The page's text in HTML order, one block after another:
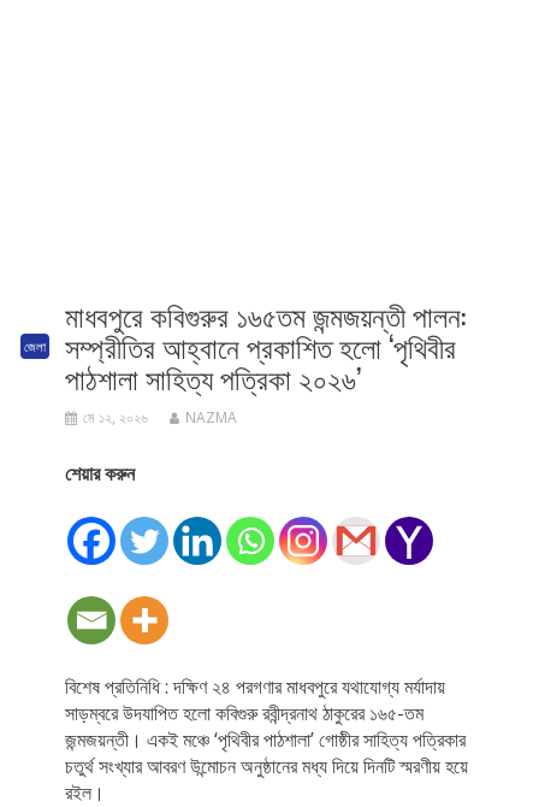
জেলা
মাধবপুরে কবিগুরুর ১৬৫তম জন্মজয়ন্তী পালন:
সম্প্রীতির আহ্বানে প্রকাশিত হলো ‘পৃথিবীর
পাঠশালা সাহিত্য পত্রিকা ২০২৬’
মে ১২, ২০২৬ NAZMA
শেয়ার করুন
বিশেষ প্রতিনিধি : দক্ষিণ ২৪ পরগণার মাধবপুরে যথাযোগ্য মর্যাদায়
সাড়ম্বরে উদযাপিত হলো কবিগুরু রবীন্দ্রনাথ ঠাকুরের ১৬৫-তম
জন্মজয়ন্তী। একই মঞ্চে ‘পৃথিবীর পাঠশালা’ গোষ্ঠীর সাহিত্য পত্রিকার
চতুর্থ সংখ্যার আবরণ উন্মোচন অনুষ্ঠানের মধ্য দিয়ে দিনটি স্মরণীয় হয়ে
রইল।